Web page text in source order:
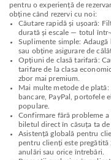
pentru o experiență de
obține când rezervi cu noi:
Căutare rapidă și ușoară:
durată și escale — totul într-
Suplimente simple: Adaugă
sau obține asigurare de
Opțiuni de clasă tarifară:
tarifare de la clasa
zbor mai premium.
Mai multe metode de
bancare, PayPal, portofele
populare.
Confirmare fără probleme
biletul direct în căsuța ta
Asistență globală pentru
pentru clienți este pregătită
anulări sau orice întrebări.